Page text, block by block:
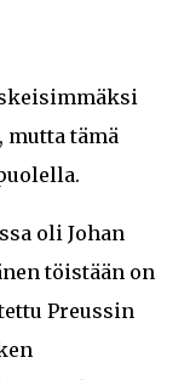
tämä
oli Johan
töistään on
Preussin